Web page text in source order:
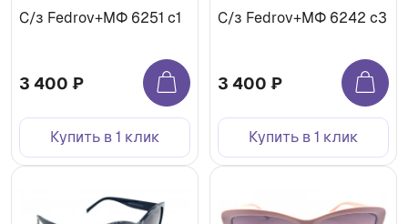
С/з Fedrov+МФ 6251 c1
3 400 ₽
Купить в 1 клик
С/з Fedrov+МФ 6242 c3
3 400 ₽
Купить в 1 клик